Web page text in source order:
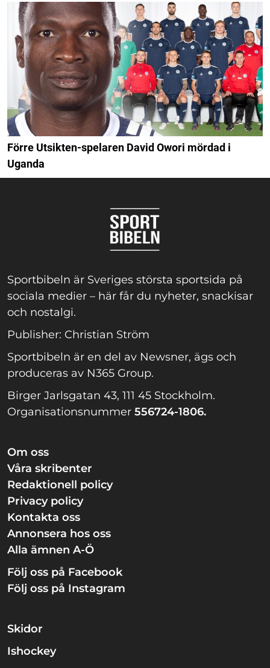
Förre Utsikten-spelaren David Owori mördad i
Uganda
Sportbibeln är Sveriges största sportsida på
sociala medier – här får du nyheter, snackisar
och nostalgi.
Publisher: Christian Ström
Sportbibeln är en del av Newsner, ägs och
produceras av N365 Group.
Birger Jarlsgatan 43, 111 45 Stockholm.
Organisationsnummer 556724-1806.
Om oss
Våra skribenter
Redaktionell policy
Privacy policy
Kontakta oss
Annonsera hos oss
Alla ämnen A-Ö
Följ oss på Facebook
Följ oss på Instagram
Skidor
Ishockey